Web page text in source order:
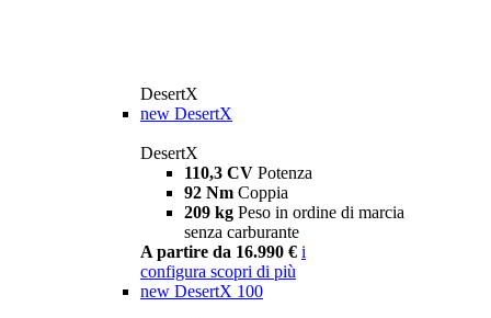
DesertX
new DesertX
DesertX
110,3 CV Potenza
92 Nm Coppia
209 kg Peso in ordine di marcia
senza carburante
A partire da 16.990 € i
configura scopri di più
new DesertX 100